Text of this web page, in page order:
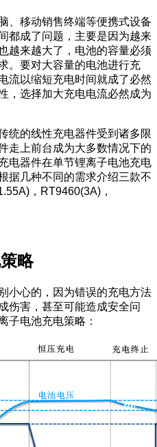
、移动销售终端等便携式设备
都成了问题，主要是因为越来
越来越大了，电池的容量必须
。要对大容量的电池进行充
流以缩短充电时间就成了必然
，选择加大充电电流必然成为
统的线性充电器件受到诸多限
走上前台成为大多数情况下的
电器件在单节锂离子电池充电
据几种不同的需求介绍三款不
，RT9460(3A)，
略
小心的，因为错误的充电方法
伤害，甚至可能造成安全问
子电池充电策略：